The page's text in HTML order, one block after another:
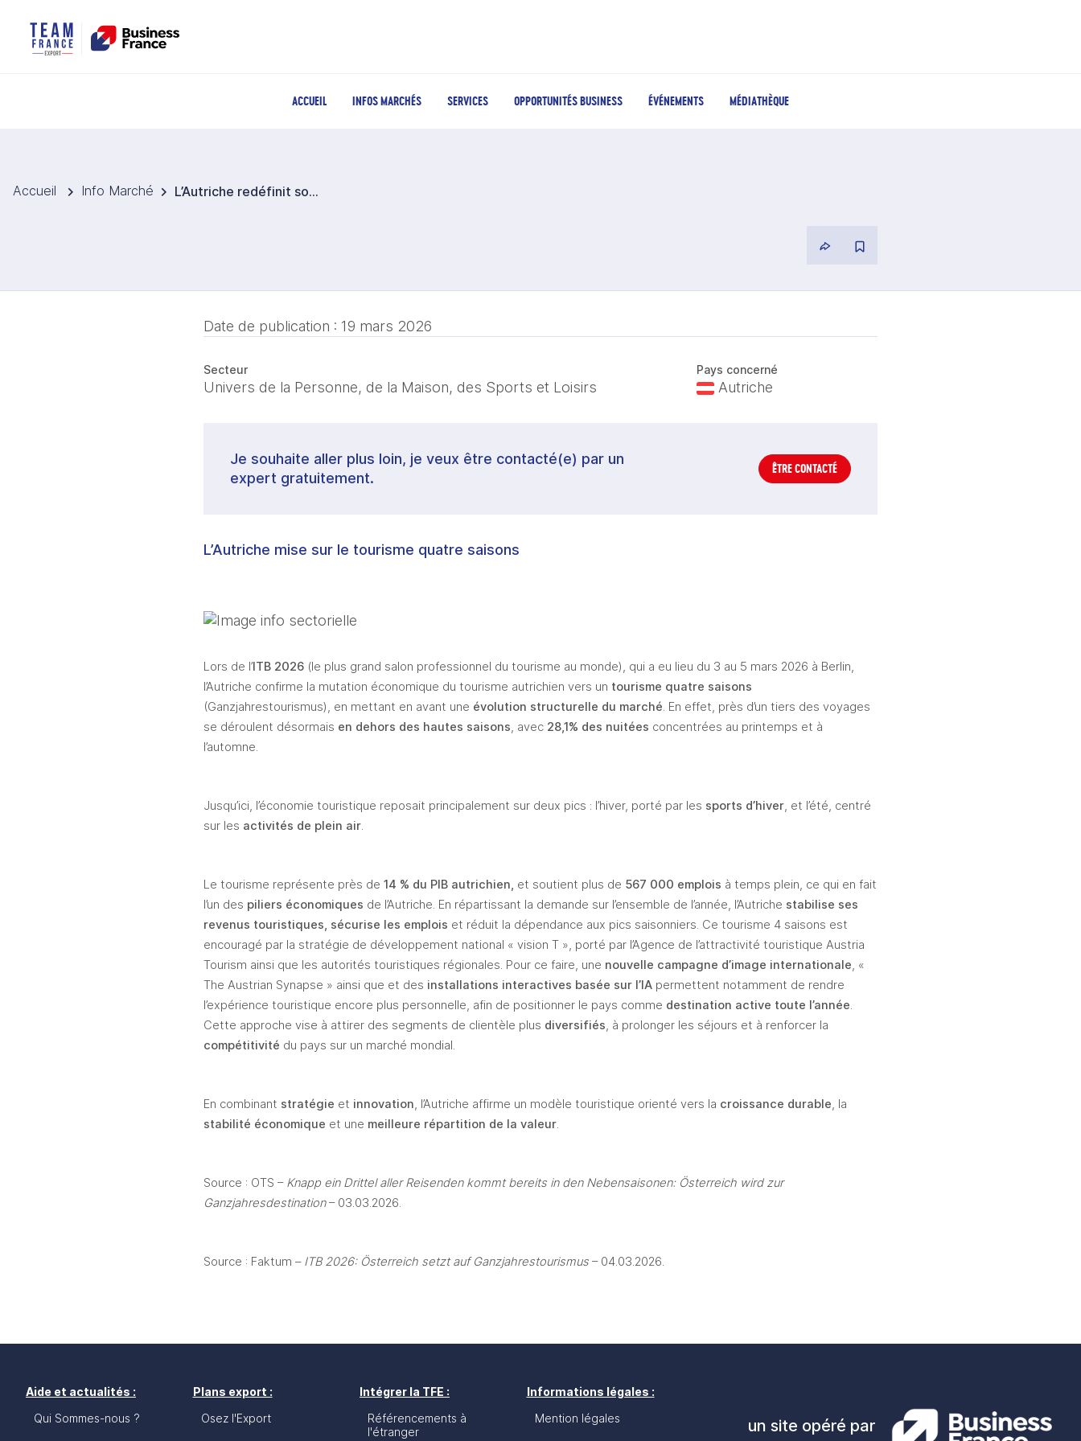
ACCUEIL INFOS MARCHÉS SERVICES OPPORTUNITÉS BUSINESS ÉVÉNEMENTS MÉDIATHÈQUE
Accueil Info Marché L’Autriche redéfinit son modèle touristique
Date de publication : 19 mars 2026
Secteur
Univers de la Personne, de la Maison, des Sports et Loisirs
Pays concerné
Autriche
Je souhaite aller plus loin, je veux être contacté(e) par un
expert gratuitement.
ÊTRE CONTACTÉ
L’Autriche mise sur le tourisme quatre saisons
Lors de l’ITB 2026 (le plus grand salon professionnel du tourisme au monde), qui a eu lieu du 3 au 5 mars 2026 à Berlin,
l’Autriche confirme la mutation économique du tourisme autrichien vers un tourisme quatre saisons
(Ganzjahrestourismus), en mettant en avant une évolution structurelle du marché. En effet, près d’un tiers des voyages
se déroulent désormais en dehors des hautes saisons, avec 28,1% des nuitées concentrées au printemps et à
l’automne.
Jusqu’ici, l’économie touristique reposait principalement sur deux pics : l’hiver, porté par les sports d’hiver, et l’été, centré
sur les activités de plein air.
Le tourisme représente près de 14 % du PIB autrichien, et soutient plus de 567 000 emplois à temps plein, ce qui en fait
l’un des piliers économiques de l’Autriche. En répartissant la demande sur l’ensemble de l’année, l’Autriche stabilise ses
revenus touristiques, sécurise les emplois et réduit la dépendance aux pics saisonniers. Ce tourisme 4 saisons est
encouragé par la stratégie de développement national « vision T », porté par l’Agence de l’attractivité touristique Austria
Tourism ainsi que les autorités touristiques régionales. Pour ce faire, une nouvelle campagne d’image internationale, «
The Austrian Synapse » ainsi que et des installations interactives basée sur l’IA permettent notamment de rendre
l’expérience touristique encore plus personnelle, afin de positionner le pays comme destination active toute l’année.
Cette approche vise à attirer des segments de clientèle plus diversifiés
compétitivité du pays sur un marché mondial.
En combinant stratégie et innovation, l’Autriche affirme un modèle touristique orienté vers la croissance durable
stabilité économique et une meilleure répartition de la valeur.
Source : OTS – Knapp ein Drittel aller Reisenden kommt bereits in den Nebensaisonen: Österreich wird zur
Ganzjahresdestination – 03.03.2026.
Source : Faktum – ITB 2026: Österreich setzt auf Ganzjahrestourismus – 04.03.2026.
Aide et actualités :
Qui Sommes-nous ?
Plans export :
Osez l'Export
Intégrer la TFE :
Référencements à
l'étranger
Informations légales :
Mention légales
un site opéré par